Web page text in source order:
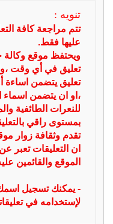
تنويه :
تتم مراجعة كافة
عليها فقط.
ويحتفظ موقع وكالة
تعليق في أي وقت
تعليق يتضمن
،او ان يتضمن اسماء
للنعرات الطائفية
بمستوى راقي
تقدم وثقافة زوار
ان التعليقات تعبر
الموقع والقائمين
- يمكنك تسجيل
لإستخدامه في